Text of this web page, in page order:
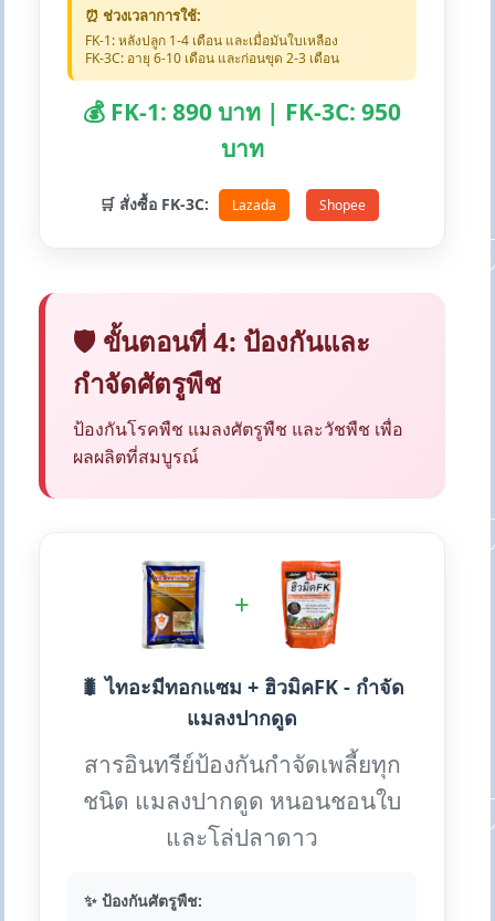
⏰ ช่วงเวลาการใช้:
FK-1: หลังปลูก 1-4 เดือน และเมื่อมันใบเหลือง
FK-3C: อายุ 6-10 เดือน และก่อนขุด 2-3 เดือน
💰 FK-1: 890 บาท | FK-3C: 950
บาท
🛒 สั่งซื้อ FK-3C: Lazada Shopee
🛡️ ขั้นตอนที่ 4: ป้องกันและ
กำจัดศัตรูพืช
ป้องกันโรคพืช แมลงศัตรูพืช และวัชพืช เพื่อ
ผลผลิตที่สมบูรณ์
+
🐛 ไทอะมีทอกแซม + ฮิวมิคFK - กำจัด
แมลงปากดูด
สารอินทรีย์ป้องกันกำจัดเพลี้ยทุก
ชนิด แมลงปากดูด หนอนชอนใบ
และโล่ปลาดาว
✨ ป้องกันศัตรูพืช: